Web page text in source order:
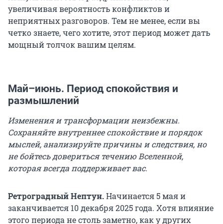
увеличивая вероятность конфликтов и
неприятных разговоров. Тем не менее, если вы
четко знаете, чего хотите, этот период может дать
мощный толчок вашим целям.
Май–июнь. Период спокойствия и
размышлений
Изменения и трансформации неизбежны.
Сохраняйте внутреннее спокойствие и порядок
мыслей, анализируйте причины и следствия, но
не бойтесь довериться течению Вселенной,
которая всегда поддерживает вас.
Ретроградный Нептун.Начинается 5 мая и
заканчивается 10 декабря 2025 года. Хотя влияние
этого периода не столь заметно, как у других